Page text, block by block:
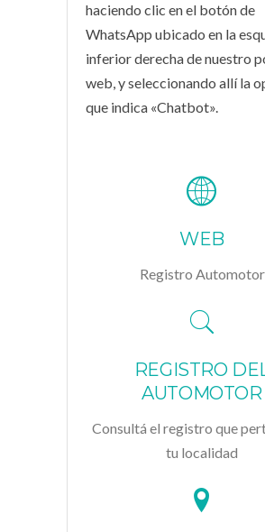
haciendo clic en el botón de
WhatsApp ubicado en la
inferior derecha de nuestro
web, y seleccionando allí la
que indica «Chatbot».
WEB
Registro Automotor
REGISTRO
AUTOMOTOR
Consultá el registro que
tu localidad